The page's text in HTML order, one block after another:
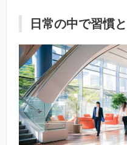
日常の中で習慣